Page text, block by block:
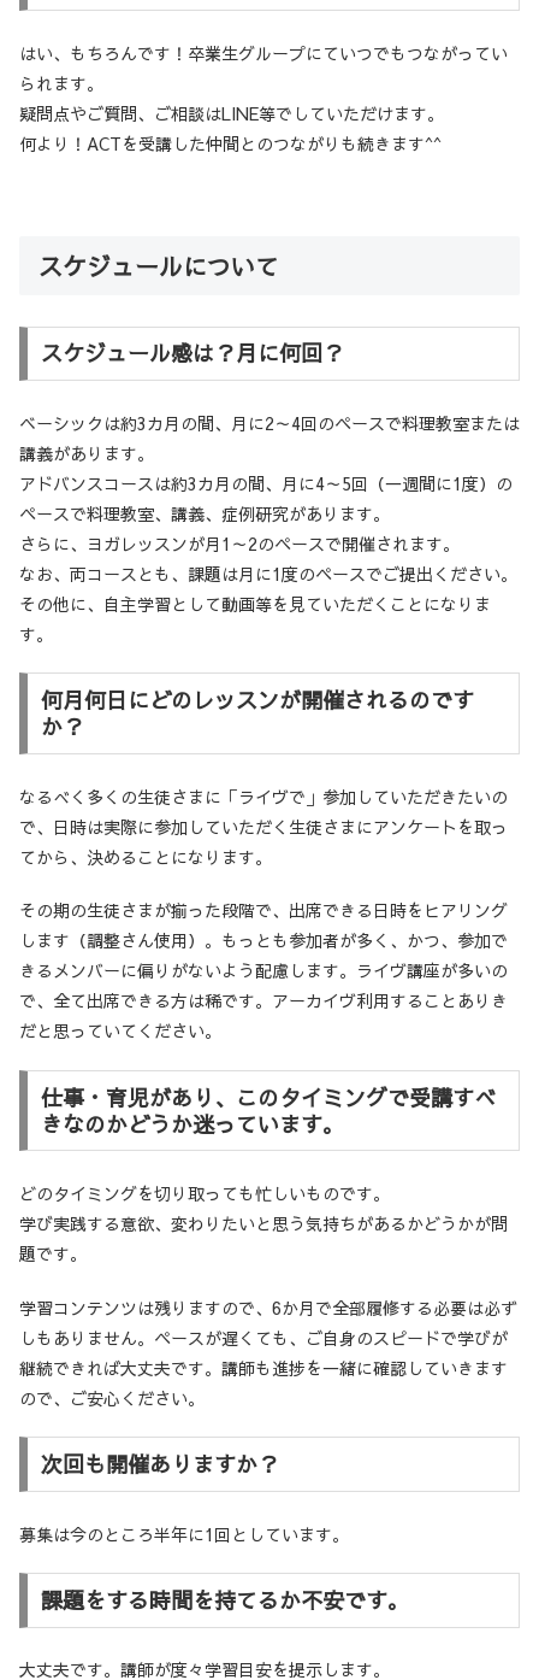
はい、もちろんです！卒業生グループにていつでもつながってい
られます。
疑問点やご質問、ご相談はLINE等でしていただけます。
何より！ACTを受講した仲間とのつながりも続きます^^
スケジュールについて
スケジュール感は？月に何回？
ベーシックは約3カ月の間、月に2～4回のペースで料理教室または
講義があります。
アドバンスコースは約3カ月の間、月に4～5回（一週間に1度）の
ペースで料理教室、講義、症例研究があります。
さらに、ヨガレッスンが月1～2のペースで開催されます。
なお、両コースとも、課題は月に1度のペースでご提出ください。
その他に、自主学習として動画等を見ていただくことになりま
す。
何月何日にどのレッスンが開催されるのです
か？
なるべく多くの生徒さまに「ライヴで」参加していただきたいの
で、日時は実際に参加していただく生徒さまにアンケートを取っ
てから、決めることになります。
その期の生徒さまが揃った段階で、出席できる日時をヒアリング
します（調整さん使用）。もっとも参加者が多く、かつ、参加で
きるメンバーに偏りがないよう配慮します。ライヴ講座が多いの
で、全て出席できる方は稀です。アーカイヴ利用することありき
だと思っていてください。
仕事・育児があり、このタイミングで受講すべ
きなのかどうか迷っています。
どのタイミングを切り取っても忙しいものです。
学び実践する意欲、変わりたいと思う気持ちがあるかどうかが問
題です。
学習コンテンツは残りますので、6か月で全部履修する必要は必ず
しもありません。ペースが遅くても、ご自身のスピードで学びが
継続できれば大丈夫です。講師も進捗を一緒に確認していきます
ので、ご安心ください。
次回も開催ありますか？
募集は今のところ半年に1回としています。
課題をする時間を持てるか不安です。
大丈夫です。講師が度々学習目安を提示します。